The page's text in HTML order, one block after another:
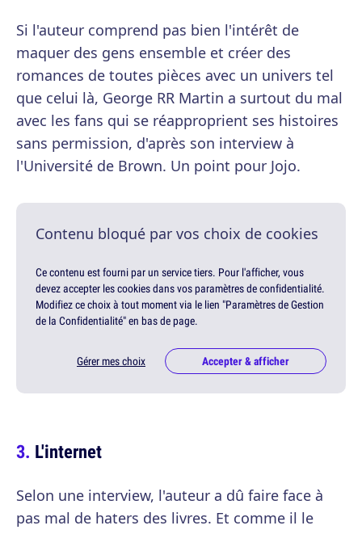
Si l'auteur comprend pas bien l'intérêt de
maquer des gens ensemble et créer des
romances de toutes pièces avec un univers tel
que celui là, George RR Martin a surtout du mal
avec les fans qui se réapproprient ses histoires
sans permission, d'après son interview à
l'Université de Brown. Un point pour Jojo.
Contenu bloqué par vos choix de cookies
Ce contenu est fourni par un service tiers. Pour l'afficher, vous
devez accepter les cookies dans vos paramètres de confidentialité.
Modifiez ce choix à tout moment via le lien "Paramètres de Gestion
de la Confidentialité" en bas de page.
Gérer mes choix Accepter & afficher
L'internet
Selon une interview, l'auteur a dû faire face à
pas mal de haters des livres. Et comme il le